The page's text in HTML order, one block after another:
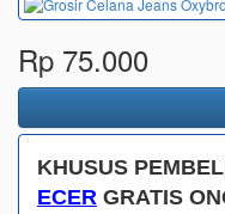
Rp 75.000
KHUSUS
ECER GRATIS